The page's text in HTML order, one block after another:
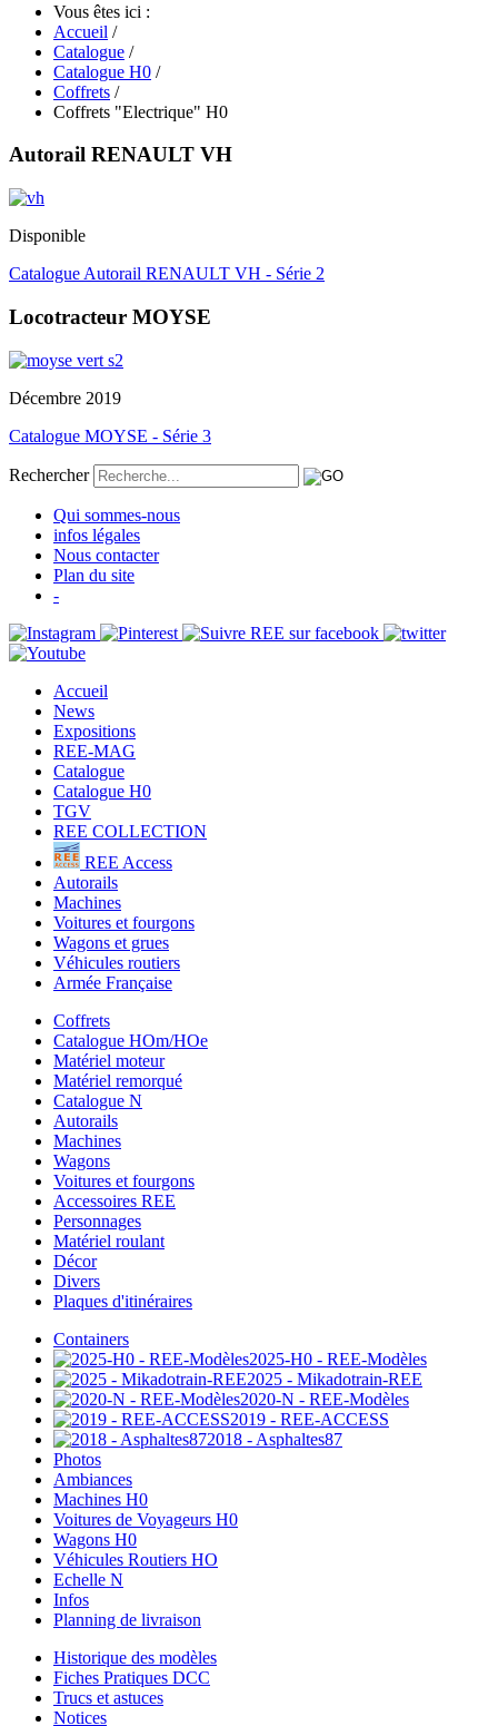
Vous êtes ici :
Accueil /
Catalogue /
Catalogue H0 /
Coffrets /
Coffrets "Electrique" H0
Autorail RENAULT VH
Disponible
Catalogue Autorail RENAULT VH - Série 2
Locotracteur MOYSE
Décembre 2019
Catalogue MOYSE - Série 3
Rechercher
Qui sommes-nous
infos légales
Nous contacter
Plan du site
-
Accueil
News
Expositions
REE-MAG
Catalogue
Catalogue H0
TGV
REE COLLECTION
REE Access
Autorails
Machines
Voitures et fourgons
Wagons et grues
Véhicules routiers
Armée Française
Coffrets
Catalogue HOm/HOe
Matériel moteur
Matériel remorqué
Catalogue N
Autorails
Machines
Wagons
Voitures et fourgons
Accessoires REE
Personnages
Matériel roulant
Décor
Divers
Plaques d'itinéraires
Containers
2025-H0 - REE-Modèles
2025 - Mikadotrain-REE
2020-N - REE-Modèles
2019 - REE-ACCESS
2018 - Asphaltes87
Photos
Ambiances
Machines H0
Voitures de Voyageurs H0
Wagons H0
Véhicules Routiers HO
Echelle N
Infos
Planning de livraison
Historique des modèles
Fiches Pratiques DCC
Trucs et astuces
Notices